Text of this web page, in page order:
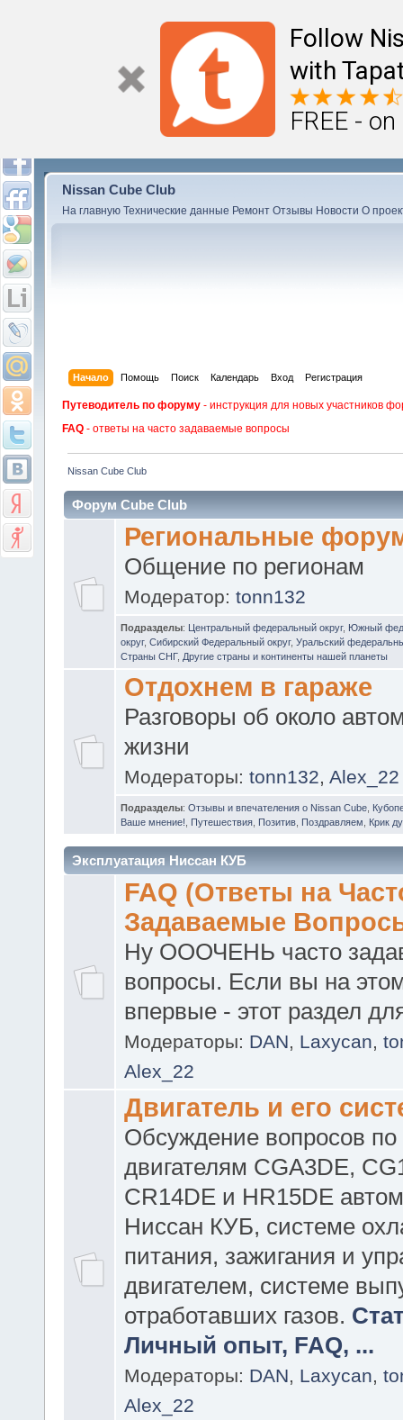
Follow
with
FREE -
Nissan Cube Club
На главную Технические данные Ремонт Отзывы Новости О
Начало Помощь Поиск Календарь Вход Регистрация
Путеводитель по форуму - инструкция для новых участников
FAQ - ответы на часто задаваемые вопросы
Nissan Cube Club
Форум Cube Club
Региональные
Общение по регионам
Модератор: tonn132
Подразделы: Центральный федеральный округ, Южный
округ, Сибирский Федеральный округ, Уральский
Страны СНГ, Другие страны и континенты нашей планеты
Отдохнем в гараже
Разговоры об около
жизни
Модераторы: tonn132, Alex_22
Подразделы: Отзывы и впечателения о Nissan Cube
Ваше мнение!
Путешествия Позитив Поздравляем Крик
Эксплуатация Ниссан КУБ
FAQ (Ответы на
Задаваемые
Ну ОООЧЕНЬ часто
вопросы. Если вы на
впервые - этот раздел
Модераторы: DAN, Laxycan,
Alex_22
Двигатель и его
Обсуждение вопросов по
двигателям CGA3DE,
CR14DE и HR15DE
Ниссан КУБ, системе
питания, зажигания и
двигателем, системе
отработавших газов.
Личный опыт, FAQ, ...
Модераторы: DAN, Laxycan,
Alex_22